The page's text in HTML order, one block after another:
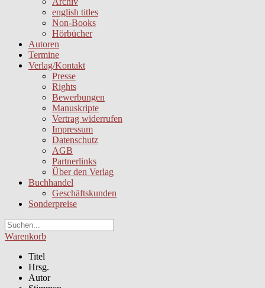
english titles
Non-Books
Hörbücher
Autoren
Termine
Verlag/Kontakt
Presse
Rights
Bewerbungen
Manuskripte
Vertrag widerrufen
Impressum
Datenschutz
AGB
Partnerlinks
Über den Verlag
Buchhandel
Geschäftskunden
Sonderpreise
Warenkorb
Titel
Hrsg.
Autor